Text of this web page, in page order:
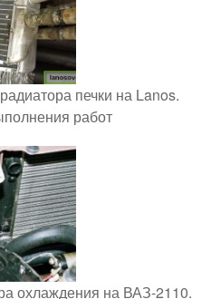
печки на Lanos.
работ
охлаждения на ВАЗ-2110.